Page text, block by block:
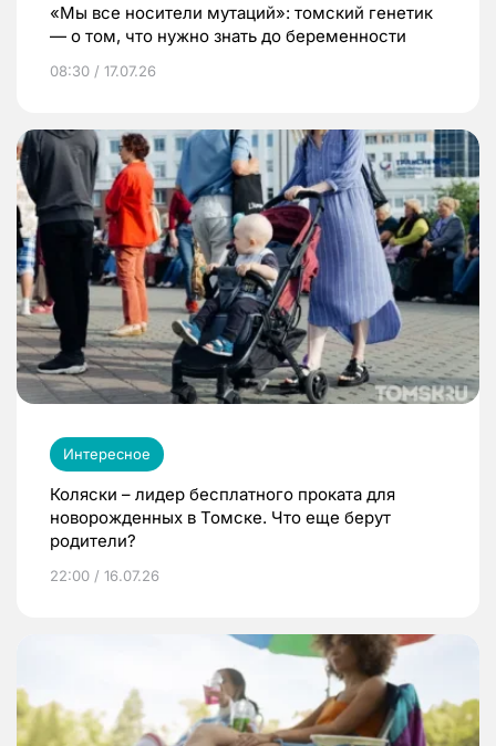
«Мы все носители мутаций»: томский генетик
— о том, что нужно знать до беременности
08:30 / 17.07.26
Интересное
Коляски – лидер бесплатного проката для
новорожденных в Томске. Что еще берут
родители?
22:00 / 16.07.26